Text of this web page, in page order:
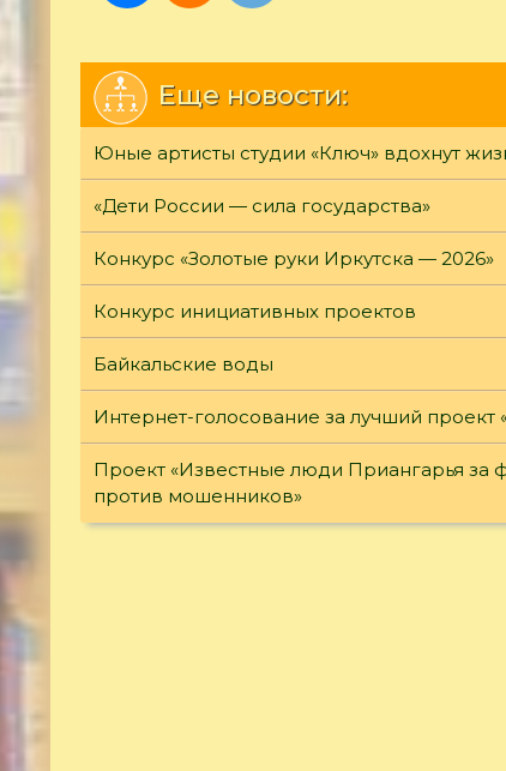
Еще новости:
Юные артисты студии «Ключ» вдохнут
«Дети России — сила государства»
Конкурс «Золотые руки Иркутска — 2026»
Конкурс инициативных проектов
Байкальские воды
Интернет-голосование за лучший
Проект «Известные люди Приангарья за
против мошенников»